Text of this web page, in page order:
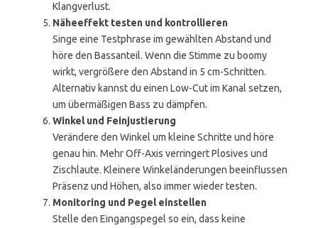
Klangverlust.
Näheeffekt testen und kontrollieren
Singe eine Testphrase im gewählten Abstand und
höre den Bassanteil. Wenn die Stimme zu boomy
wirkt, vergrößere den Abstand in 5 cm-Schritten.
Alternativ kannst du einen Low-Cut im Kanal setzen,
um übermäßigen Bass zu dämpfen.
Winkel und Feinjustierung
Verändere den Winkel um kleine Schritte und höre
genau hin. Mehr Off-Axis verringert Plosives und
Zischlaute. Kleinere Winkeländerungen beeinflussen
Präsenz und Höhen, also immer wieder testen.
Monitoring und Pegel einstellen
Stelle den Eingangspegel so ein, dass keine